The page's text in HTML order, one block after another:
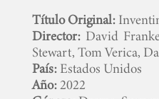
Título Original:
Director:David
Stewart, Tom Verica,
País:Estados Unidos
Año:2022